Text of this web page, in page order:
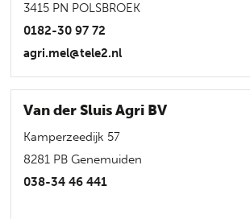
3415 PN POLSBROEK
0182-30 97 72
agri.mel@tele2.nl
Van der Sluis Agri BV
Kamperzeedijk 57
8281 PB Genemuiden
038-34 46 441